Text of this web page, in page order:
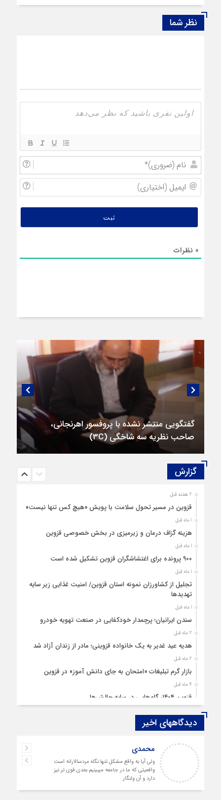
نظر شما
0 نظرات
گفتگویی منتشر نشده با پروفسور اهرنجانی،
صاحب نظریه سه‌ شاخگی (۳C)
گزارش‌
2 هفته قبل
قزوین در مسیر تحول سلامت با پویش «هیچ‌ کس تنها نیست»
1 ماه قبل
هزینه‌ گزاف درمان و زیرمیزی در بخش خصوصی قزوین
1 ماه قبل
۹۰۰ پرونده برای اغتشاشگران قزوین تشکیل شده است
1 ماه قبل
تجلیل از کشاورزان نمونه استان قزوین/ امنیت غذایی زیر سایه
تهدیدها
1 ماه قبل
سندن ایرانیان؛ پرچمدار خودکفایی در صنعت تهویه خودرو
2 ماه قبل
هدیه عید غدیر به یک خانواده قزوینی؛ مادر از زندان آزاد شد
2 ماه قبل
بازار گرم تبلیغات «امتحان به جای دانش‌ آموز» در قزوین
4 ماه قبل
قزوین ۱۴۰۴، گام‌هایی در سایه چالش‌ها
چهارشنبه‌ سوری بی‌غوغا
مردم قزوین زیر آوار گرانی مسکن
پمپ‌ بنزین سوخته قزوین قربانی بند «اغتشاش»
دیدگاههای اخیر
محمدی
ولی آیا به واقع مشکل تنها نگاه مردسالارانه است
واقعیتی که ما در جامعه میبینیم بعدی قوی تر نیز
دارد و آن ولنگار